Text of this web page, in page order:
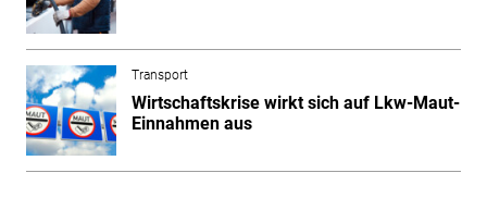
Transport
Wirtschaftskrise wirkt sich auf Lkw-Maut-
Einnahmen aus